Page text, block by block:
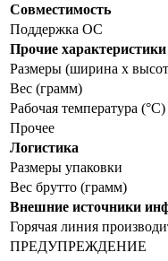
Совместимость
Поддержка ОС
Прочие характеристики
Размеры (ширина x
Вес (грамм)
Рабочая температура (°C)
Прочее
Логистика
Размеры упаковки
Вес брутто (грамм)
Внешние источники
Горячая линия
ПРЕДУПРЕЖДЕНИЕ